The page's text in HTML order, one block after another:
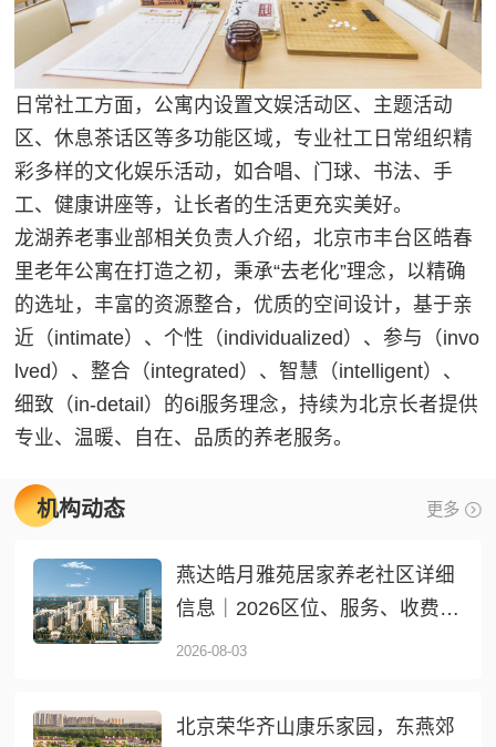
日常社工方面，公寓内设置文娱活动区、主题活动
区、休息茶话区等多功能区域，专业社工日常组织精
彩多样的文化娱乐活动，如合唱、门球、书法、手
工、健康讲座等，让长者的生活更充实美好。
龙湖养老事业部相关负责人介绍，北京市丰台区皓春
里老年公寓在打造之初，秉承“去老化”理念，以精确
的选址，丰富的资源整合，优质的空间设计，基于亲
近（intimate）、个性（individualized）、参与（invo
lved）、整合（integrated）、智慧（intelligent）、
细致（in-detail）的6i服务理念，持续为北京长者提供
专业、温暖、自在、品质的养老服务。
机构动态 更多
燕达皓月雅苑居家养老社区详细
信息｜2026区位、服务、收费全
介绍
2026-08-03
北京荣华齐山康乐家园，东燕郊